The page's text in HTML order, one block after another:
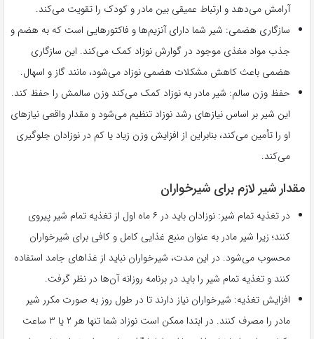
آرامش می‌دهد و ارتباط عمیقی بین مادر و کودک را تقویت می‌کند.
سازگاری هضمی: شیر شما دارای آنزیم‌ها و فاکتورهایی است که به هضم و
جذب مواد مغذی موجود در گوارش نوزاد کمک می‌کند. این سازگاری
هضمی باعث کاهش مشکلات هضمی نوزاد می‌شود، مانند گاز و اسهال.
حفظ وزن سالم: شیر مادر به نوزاد کمک می‌کند وزن سالمش را حفظ کند.
این شیر بر اساس نیازهای رشد نوزاد تنظیم می‌شود و مقدار واقعی نیازهای
او را تأمین می‌کند، بنابراین از افزایش وزن زیاد یا کم در نوزادان جلوگیری
می‌کند.
مقدار شیر لازم برای شیرخواران
در تغذیه تمام شیر: نوزادان باید در ۶ ماه اول از تغذیه تمام شیر پیروی
کنند؛ زیرا شیر مادر به عنوان منبع غذایی کامل و کافی برای شیرخواران
محسوب می‌شود. در این مدت، شیرخواران نباید از غذاهای جامد استفاده
کنند و تغذیه تمام شیر را باید در برنامه روزانه آن‌ها در نظر گرفت.
افزایش تغذیه: شیرخواران نیاز دارند تا در طول روز به صورت مکرر شیر
مادر را مصرف کنند. در ابتدا ممکن است نوزاد شما تنها هر ۲ یا ۳ ساعت